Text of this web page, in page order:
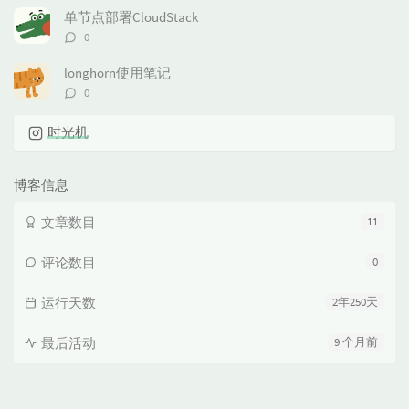
数：
单节点部署CloudStack
评
数：
0
longhorn使用笔记
评
0
时光机
博客信息
11
文章数目
0
评论数目
2年250天
运行天数
9 个月前
最后活动